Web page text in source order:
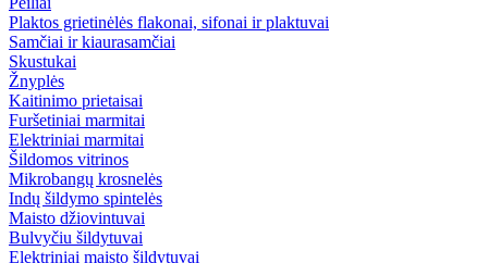
Plaktos grietinėlės flakonai, sifonai ir plaktuvai
Samčiai ir kiaurasamčiai
Skustukai
Žnyplės
Kaitinimo prietaisai
Furšetiniai marmitai
Elektriniai marmitai
Šildomos vitrinos
Mikrobangų krosnelės
Indų šildymo spintelės
Maisto džiovintuvai
Bulvyčiu šildytuvai
Elektriniai maisto šildytuvai